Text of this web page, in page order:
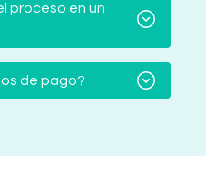
proceso en un
de pago?